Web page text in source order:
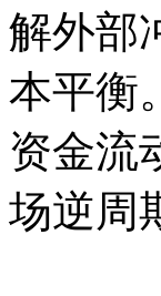
解外部
本平衡
资金流
场逆周